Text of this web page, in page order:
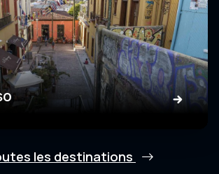
les destinations